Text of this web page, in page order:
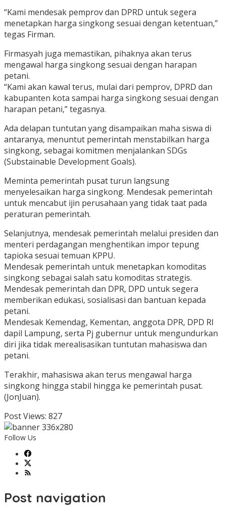
“Kami mendesak pemprov dan DPRD untuk segera
menetapkan harga singkong sesuai dengan ketentuan,”
tegas Firman.
Firmasyah juga memastikan, pihaknya akan terus
mengawal harga singkong sesuai dengan harapan
petani.
“Kami akan kawal terus, mulai dari pemprov, DPRD dan
kabupanten kota sampai harga singkong sesuai dengan
harapan petani,” tegasnya.
Ada delapan tuntutan yang disampaikan maha siswa di
antaranya, menuntut pemerintah menstabilkan harga
singkong, sebagai komitmen menjalankan SDGs
(Substainable Development Goals).
Meminta pemerintah pusat turun langsung
menyelesaikan harga singkong. Mendesak pemerintah
untuk mencabut ijin perusahaan yang tidak taat pada
peraturan pemerintah.
Selanjutnya, mendesak pemerintah melalui presiden dan
menteri perdagangan menghentikan impor tepung
tapioka sesuai temuan KPPU.
Mendesak pemerintah untuk menetapkan komoditas
singkong sebagai salah satu komoditas strategis.
Mendesak pemerintah dan DPR, DPD untuk segera
memberikan edukasi, sosialisasi dan bantuan kepada
petani.
Mendesak Kemendag, Kementan, anggota DPR, DPD RI
dapil Lampung, serta Pj gubernur untuk mengundurkan
diri jika tidak merealisasikan tuntutan mahasiswa dan
petani.
Terakhir, mahasiswa akan terus mengawal harga
singkong hingga stabil hingga ke pemerintah pusat.
(JonJuan).
Post Views: 827
Follow Us
Post navigation